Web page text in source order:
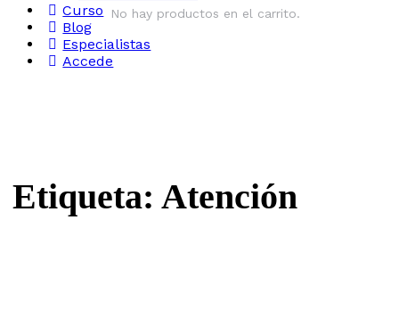
No hay productos en el carrito.
Curso
Blog
Especialistas
Accede
Etiqueta:Atención